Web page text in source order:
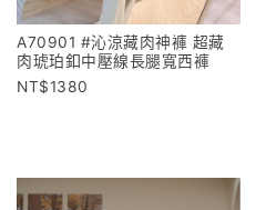
A70901 #沁涼藏肉神褲 超藏
肉琥珀釦中壓線長腿寬西褲
1380